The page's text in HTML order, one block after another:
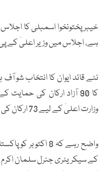
ہے، اجلاس میں وزیر اعلیٰ کے
نئے قائد ایوان کا انتخاب شو
کا 90 آزاد ارکان کی
وزارت اعلیٰ کے لیے 73 ارکان کی حمایت درکا ہے۔
واضح رہے کہ 8
کے سیکریٹری جنرل سلمان اکرم